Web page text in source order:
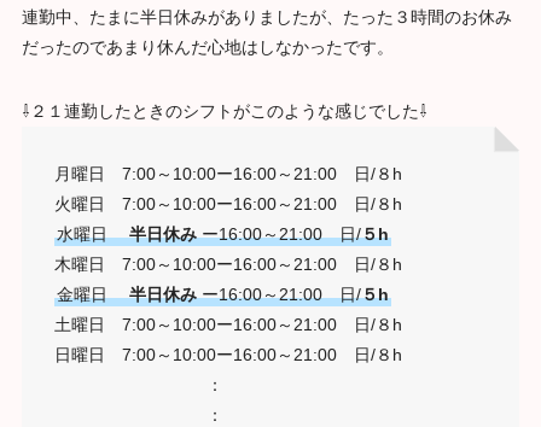
連勤中、たまに半日休みがありましたが、たった３時間のお休み
だったのであまり休んだ心地はしなかったです。
⇩２１連勤したときのシフトがこのような感じでした⇩
月曜日 7:00～10:00ー16:00～21:00 日/８h
火曜日 7:00～10:00ー16:00～21:00 日/８h
水曜日半日休みー16:00～21:00 日/５h
木曜日 7:00～10:00ー16:00～21:00 日/８h
金曜日半日休みー16:00～21:00 日/５h
土曜日 7:00～10:00ー16:00～21:00 日/８h
日曜日 7:00～10:00ー16:00～21:00 日/８h
：
：